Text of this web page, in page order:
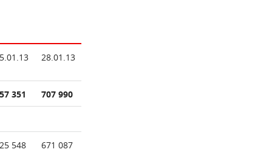
28.01.13
351 707 990
548 671 087